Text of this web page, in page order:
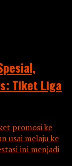
Tiket Liga
promosi ke
usai melaju ke
ini menjadi